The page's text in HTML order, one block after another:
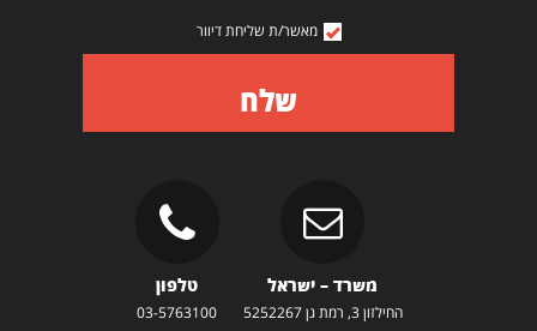
מאשר/ת שליחת דיוור
שלח
משרד – ישראל
החילזון 3, רמת גן 5252267
טלפון
03-5763100